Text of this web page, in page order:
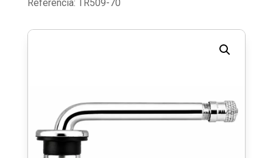
Referência: TR509-70